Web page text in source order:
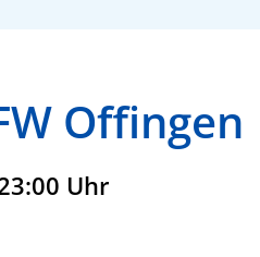
Offingen
Uhr